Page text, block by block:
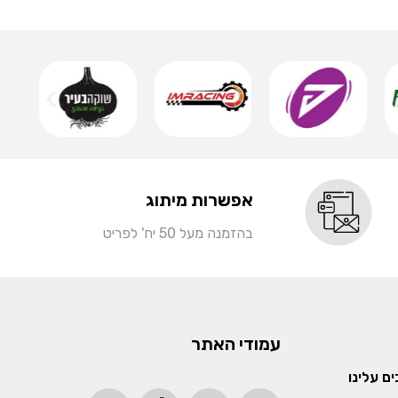
אפשרות מיתוג
בהזמנה מעל 50 יח' לפריט
עלינו
עמודי האתר